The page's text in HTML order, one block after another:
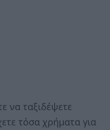
να ταξιδέψετε
τόσα χρήματα για